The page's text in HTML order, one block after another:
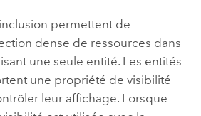
permettent de
dense de ressources dans
une seule entité. Les entités
une propriété de visibilité
leur affichage. Lorsque